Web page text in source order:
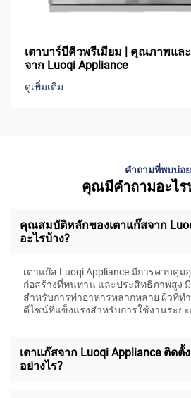
เตาบาร์บีคิวพรีเมียม | คุณภาพแล
จาก Luoqi Appliance
ดูเพิ่มเติม
คำถามที่พบบ่อย
คุณมีคำถามอะไร
คุณสมบัติหลักของเตาแก๊สจาก
อะไรบ้าง?
เตาแก๊ส Luoqi Appliance มีการควบคุ
ก่อสร้างที่ทนทาน และประสิทธิภาพสูง
สำหรับการทำอาหารหลากหลาย ผิวที่ท
ดีไซน์ที่แข็งแรงสำหรับการใช้งานระยะ
เตาแก๊สจาก Luoqi Appliance ติดตั้
อย่างไร?